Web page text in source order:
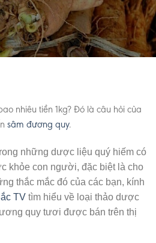
nhiêu tiền 1kg? Đó là câu hỏi của
sâm đương quy.
những dược liệu quý hiếm có
khỏe con người, đặc biệt là cho
thắc mắc đó của các bạn, kính
TV tìm hiểu về loại thảo dược
quy tươi được bán trên thị